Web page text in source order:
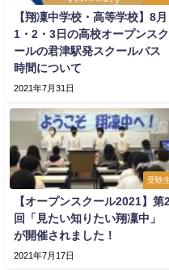
【翔凜中学校・高等学校】8月
1・2・3日の高校オープンスク
ールの君津駅発スクールバス
時間について
2021年7月31日
受験
【オープンスクール2021】第
回「見たい知りたい翔凜中」
が開催されました！
2021年7月17日